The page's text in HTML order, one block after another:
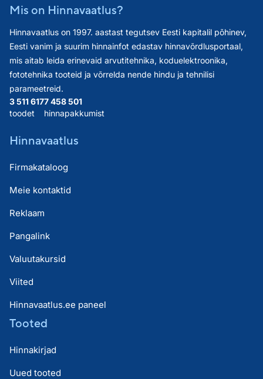
Mis on Hinnavaatlus?
Hinnavaatlus on 1997. aastast tegutsev Eesti kapitalil põhinev,
Eesti vanim ja suurim hinnainfot edastav hinnavõrdlusportaal,
mis aitab leida erinevaid arvutitehnika, koduelektroonika,
fototehnika tooteid ja võrrelda nende hindu ja tehnilisi
parameetreid.
3 511 617
toodet
7 458 501
hinnapakkumist
Hinnavaatlus
Firmakataloog
Meie kontaktid
Reklaam
Pangalink
Valuutakursid
Viited
Hinnavaatlus.ee paneel
Tooted
Hinnakirjad
Uued tooted